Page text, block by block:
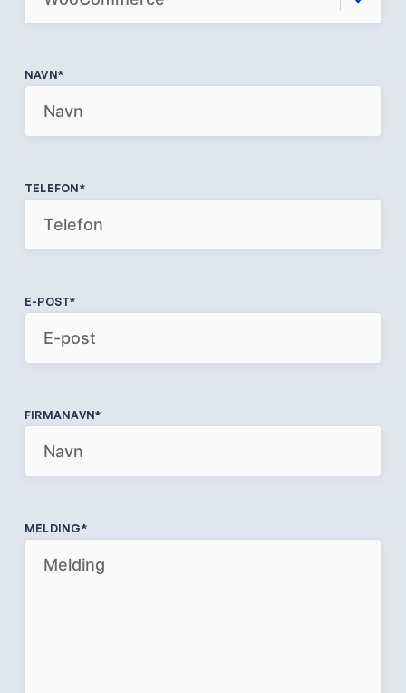
NAVN*
TELEFON*
E-POST*
FIRMANAVN*
MELDING*